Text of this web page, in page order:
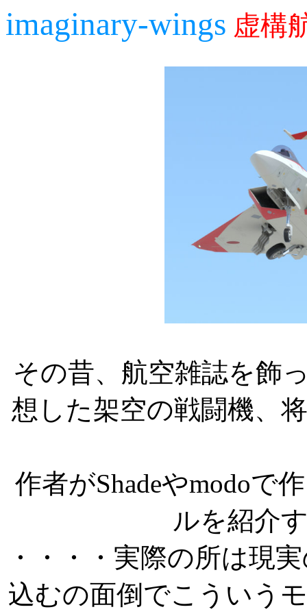
imaginary-wings 虚構
その昔、航空雑誌を飾
想した架空の戦闘機、
作者がShadeやmodoで
ルを紹介
・・・・実際の所は現
込むの面倒でこういう